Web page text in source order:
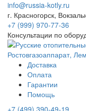
info@russia-kotly.ru
г. Красногорск,
+7 (999) 970-77-36
Консультации по
Доставка
Оплата
Гарантии
Помощь
+7 (499) 390-49-19